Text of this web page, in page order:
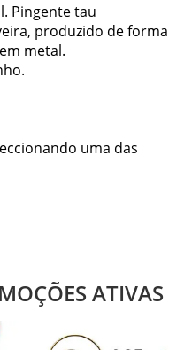
Pingente tau
produzido de forma
metal.
uma das
ATIVAS